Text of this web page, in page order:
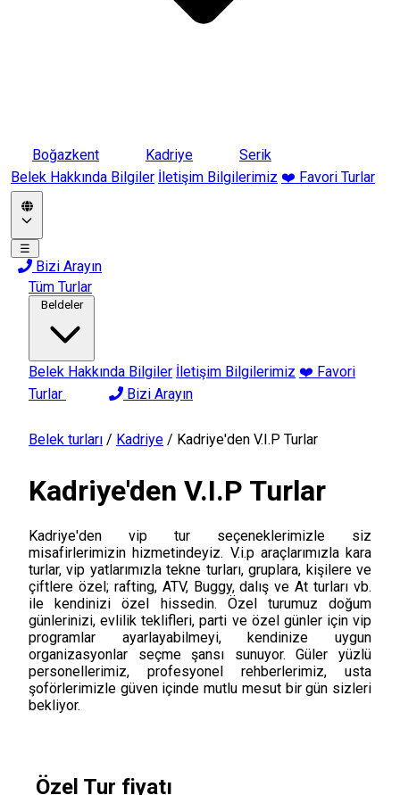
Boğazkent Kadriye
Serik
Belek Hakkında Bilgiler İletişim Bilgilerimiz ❤️ Favori Turlar
☰
Bizi Arayın
Tüm Turlar
Beldeler
Belek Hakkında Bilgiler İletişim Bilgilerimiz ❤️ Favori
Turlar
Bizi Arayın
Belek turları / Kadriye / Kadriye'den V.I.P Turlar
Kadriye'den V.I.P Turlar
Kadriye'den vip tur seçeneklerimizle siz
misafirlerimizin hizmetindeyiz. V.i.p araçlarımızla kara
turlar, vip yatlarımızla tekne turları, gruplara, kişilere ve
çiftlere özel; rafting, ATV, Buggy, dalış ve At turları vb.
ile kendinizi özel hissedin. Özel turumuz doğum
günlerinizi, evlilik teklifleri, parti ve özel günler için vip
programlar ayarlayabilmeyi, kendinize uygun
organizasyonlar seçme şansı sunuyor. Güler yüzlü
personellerimiz, profesyonel rehberlerimiz, usta
şoförlerimizle güven içinde mutlu mesut bir gün sizleri
bekliyor.
Özel Tur fiyatı